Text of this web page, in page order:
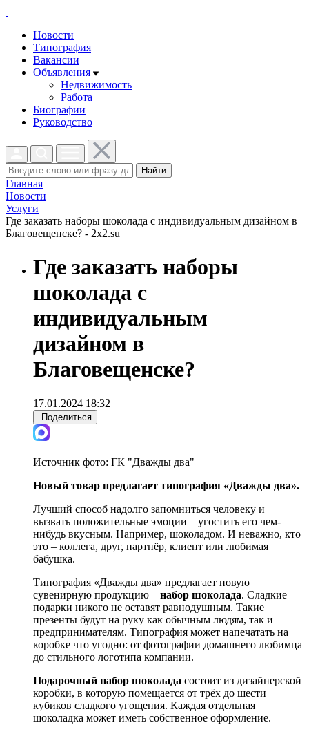
Новости
Типография
Вакансии
Объявления
Недвижимость
Работа
Биографии
Руководство
Найти
Главная
Новости
Услуги
Где заказать наборы шоколада с индивидуальным дизайном в
Благовещенске? - 2x2.su
Где заказать наборы
шоколада с
индивидуальным
дизайном в
Благовещенске?
17.01.2024 18:32
Поделиться
Источник фото: ГК "Дважды два"
Новый товар предлагает типография «Дважды два».
Лучший способ надолго запомниться человеку и
вызвать положительные эмоции – угостить его чем-
нибудь вкусным. Например, шоколадом. И неважно, кто
это – коллега, друг, партнёр, клиент или любимая
бабушка.
Типография «Дважды два» предлагает новую
сувенирную продукцию – набор шоколада. Сладкие
подарки никого не оставят равнодушным. Такие
презенты будут на руку как обычным людям, так и
предпринимателям. Типография может напечатать на
коробке что угодно: от фотографии домашнего любимца
до стильного логотипа компании.
Подарочный набор шоколада состоит из дизайнерской
коробки, в которую помещается от трёх до шести
кубиков сладкого угощения. Каждая отдельная
шоколадка может иметь собственное оформление.